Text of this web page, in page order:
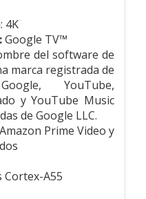
4K
Google TV™
del software de
marca registrada de
YouTube,
y YouTube Music
de Google LLC.
Prime Video y
Cortex-A55